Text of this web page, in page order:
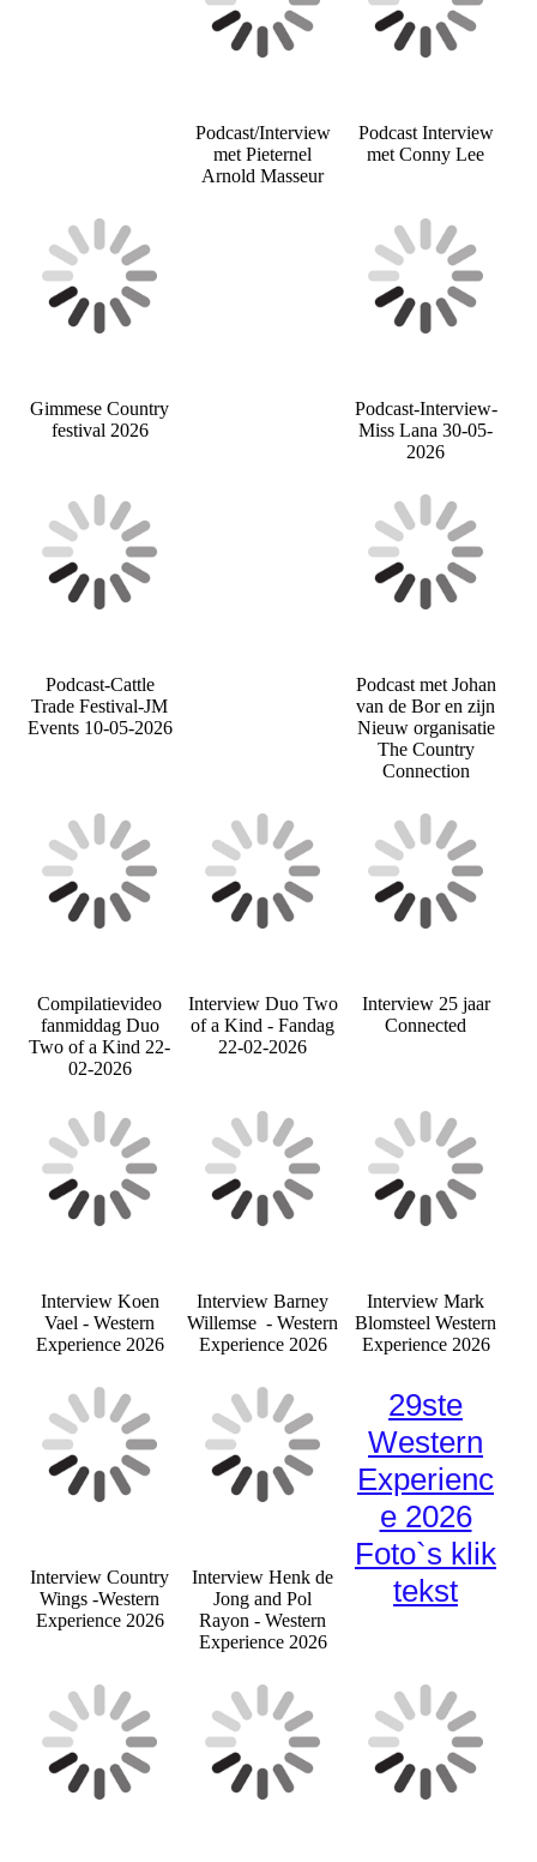
Podcast/Interview
met Pieternel
Arnold Masseur
Podcast Interview
met Conny Lee
Gimmese Country
festival 2026
Podcast-Interview-
Miss Lana 30-05-
2026
Podcast-Cattle
Trade Festival-JM
Events 10-05-2026
Podcast met Johan
van de Bor en zijn
Nieuw organisatie
The Country
Connection
Compilatievideo
fanmiddag Duo
Two of a Kind 22-
02-2026
Interview Duo Two
of a Kind - Fandag
22-02-2026
Interview 25 jaar
Connected
Interview Koen
Vael - Western
Experience 2026
Interview Barney
Willemse - Western
Experience 2026
Interview Mark
Blomsteel Western
Experience 2026
Interview Country
Wings -Western
Experience 2026
Interview Henk de
Jong and Pol
Rayon - Western
Experience 2026
29ste
Western
Experienc
e 2026
Foto`s klik
tekst